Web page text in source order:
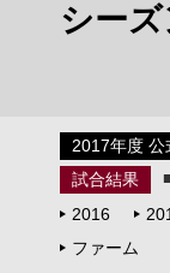
シー
2017年度 公
試合結果
2016
ファーム